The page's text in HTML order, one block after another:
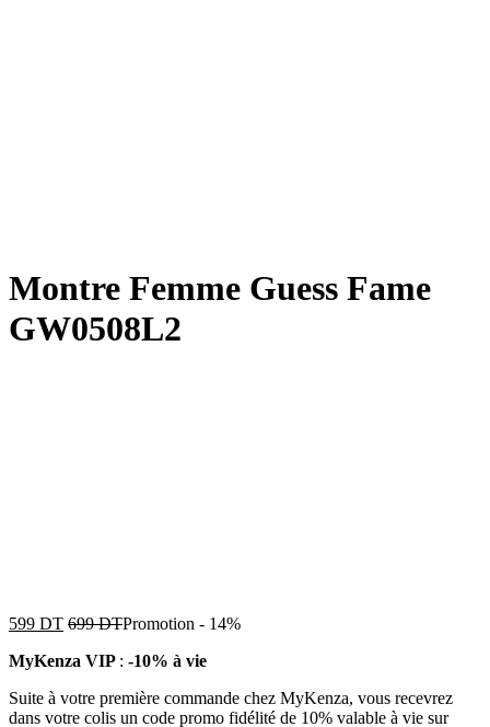
Montre Femme Guess Fame
GW0508L2
599 DT 699DTPromotion - 14%
MyKenza VIP : -10% à vie
Suite à votre première commande chez MyKenza, vous recevrez
dans votre colis un code promo fidélité de 10% valable à vie sur